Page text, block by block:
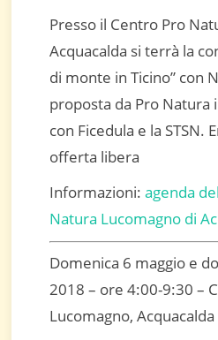
Presso il Centro Pro
Acquacalda si terrà la
di monte in Ticino” con
proposta da Pro Natura
con Ficedula e la STSN.
offerta libera
Informazioni: agenda
Natura Lucomagno di
Domenica 6 maggio e
2018 – ore 4:00-9:30 –
Lucomagno, Acquacalda